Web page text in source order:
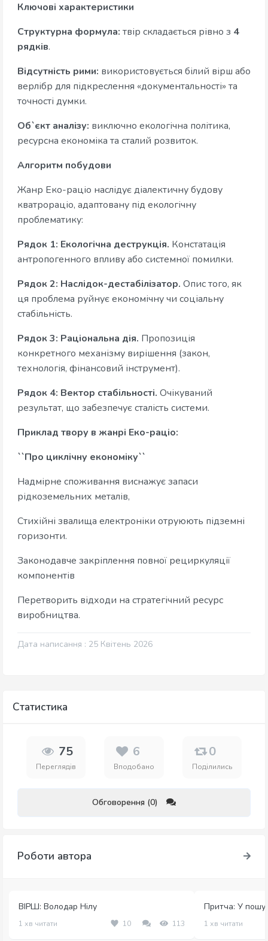
Ключові характеристики
Структурна формула: твір складається рівно з 4
рядків.
Відсутність рими: використовується білий вірш або
верлібр для підкреслення «документальності» та
точності думки.
Об`єкт аналізу: виключно екологічна політика,
ресурсна економіка та сталий розвиток.
Алгоритм побудови
Жанр Еко-раціо наслідує діалектичну будову
кватрораціо, адаптовану під екологічну
проблематику:
Рядок 1: Екологічна деструкція. Констатація
антропогенного впливу або системної помилки.
Рядок 2: Наслідок-дестабілізатор. Опис того, як
ця проблема руйнує економічну чи соціальну
стабільність.
Рядок 3: Раціональна дія. Пропозиція
конкретного механізму вирішення (закон,
технологія, фінансовий інструмент).
Рядок 4: Вектор стабільності. Очікуваний
результат, що забезпечує сталість системи.
Приклад твору в жанрі Еко-раціо:
``Про циклічну економіку``
Надмірне споживання виснажує запаси
рідкоземельних металів,
Стихійні звалища електроніки отруюють підземні
горизонти.
Законодавче закріплення повної рециркуляції
компонентів
Перетворить відходи на стратегічний ресурс
виробництва.
Дата написання : 25 Квітень 2026
Статистика
75
Переглядів
6
Вподобано
0
Поділились
Обговорення (0)
Роботи автора
ВІРШ: Володар Нілу
1 хв читати 10 113
Притча: У
1 хв читати